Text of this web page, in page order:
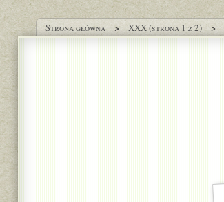
Strona główna
XXX (strona 1 z 2)